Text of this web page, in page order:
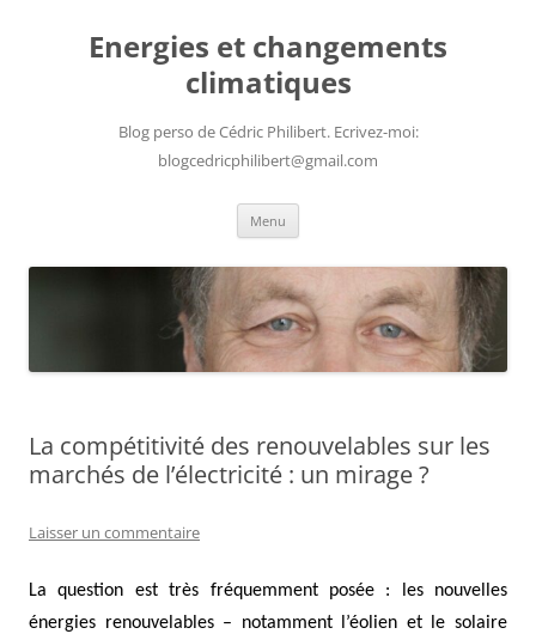
contenuEnergies et changements
climatiques
Blog perso de Cédric Philibert. Ecrivez-moi:
blogcedricphilibert@gmail.com
Menu
La compétitivité des renouvelables sur les
marchés de l’électricité : un mirage ?
Laisser un commentaire
La question est très fréquemment posée : les nouvelles
énergies renouvelables – notamment l’éolien et le solaire